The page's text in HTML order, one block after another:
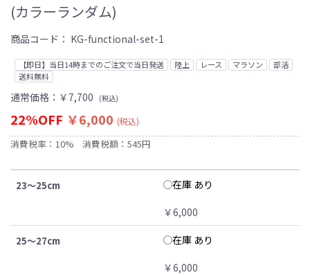
(カラーランダム)
商品コード： KG-functional-set-1
【即日】当日14時までのご注文で当日発送 陸上 レース マラソン
部活
送料無料
通常価格： ￥7,700 (税込)
22%OFF ￥6,000 (税込)
消費税率：10% 消費税額：545円
23～25cm
在庫 あり
￥6,000
25～27cm
在庫 あり
￥6,000